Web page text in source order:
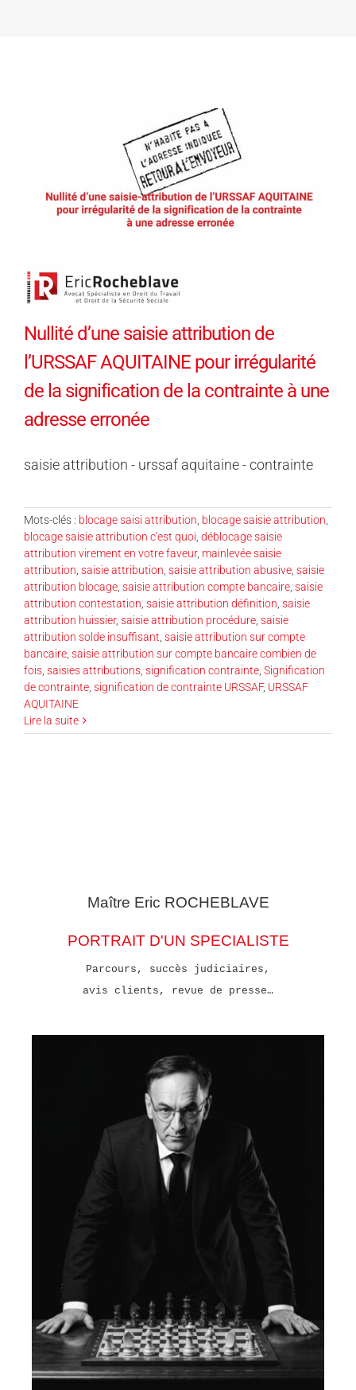
Nullité d’une saisie attribution de
l’URSSAF AQUITAINE pour irrégularité
de la signification de la contrainte à une
adresse erronée
saisie attribution - urssaf aquitaine - contrainte
Mots-clés : blocage saisi attribution blocage saisie attribution
blocage saisie attribution c'est quoi déblocage saisie
attribution virement en votre faveur, mainlevée saisie
attribution saisie attribution saisie attribution abusive saisie
attribution blocage saisie attribution compte bancaire saisie
attribution contestation saisie attribution définition saisie
attribution huissier, saisie attribution procédure saisie
attribution solde insuffisant saisie attribution sur compte
bancaire saisie attribution sur compte bancaire combien de
fois saisies attributions signification contrainte Signification
de contrainte signification de contrainte URSSAF, URSSAF
AQUITAINE
Lire la suite
Maître Eric ROCHEBLAVE
PORTRAIT D'UN SPECIALISTE
Parcours, succès judiciaires,
avis clients, revue de presse…